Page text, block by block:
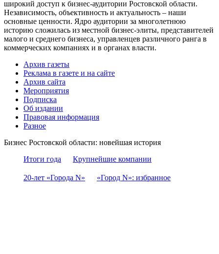
широкий доступ к бизнес-аудитории Ростовской области.
Независимость, объективность и актуальность – наши
основные ценности. Ядро аудитории за многолетнюю
историю сложилась из местной бизнес-элиты, представителей
малого и среднего бизнеса, управленцев различного ранга в
коммерческих компаниях и в органах власти.
Архив газеты
Реклама в газете и на сайте
Архив сайта
Мероприятия
Подписка
Об издании
Правовая информация
Разное
Бизнес Ростовской области: новейшая история
Итоги года
Крупнейшие компании
20-лет «Города N» «Город N»: избранное